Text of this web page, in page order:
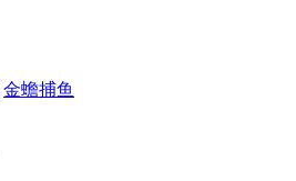
金蟾捕鱼